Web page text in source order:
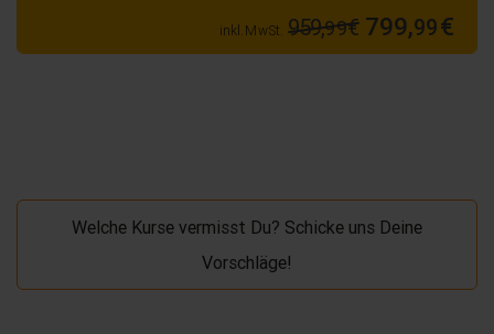
inkl. MwSt. 959,99€ 799,99€
Welche Kurse vermisst Du? Schicke uns Deine
Vorschläge!